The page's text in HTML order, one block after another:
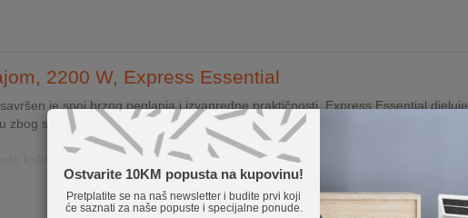
Ostvarite 10KM popusta na kupovinu!
Pretplatite se na naš newsletter i budite prvi koji
će saznati za naše popuste i specijalne ponude.
2200 W, Express Essential
je spoj brzog peglanja i izvanredne praktičnosti. Express Essential djeluje
svojih snažnih učinaka pare.
kako bi se izbjeglo ...
Pročitaj više...